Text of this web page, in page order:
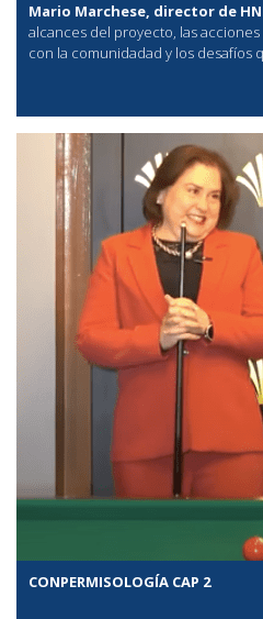
Mario Marchese, director de
alcances del proyecto, las
con la comunidadad y los desafíos
CONPERMISOLOGÍA CAP 2